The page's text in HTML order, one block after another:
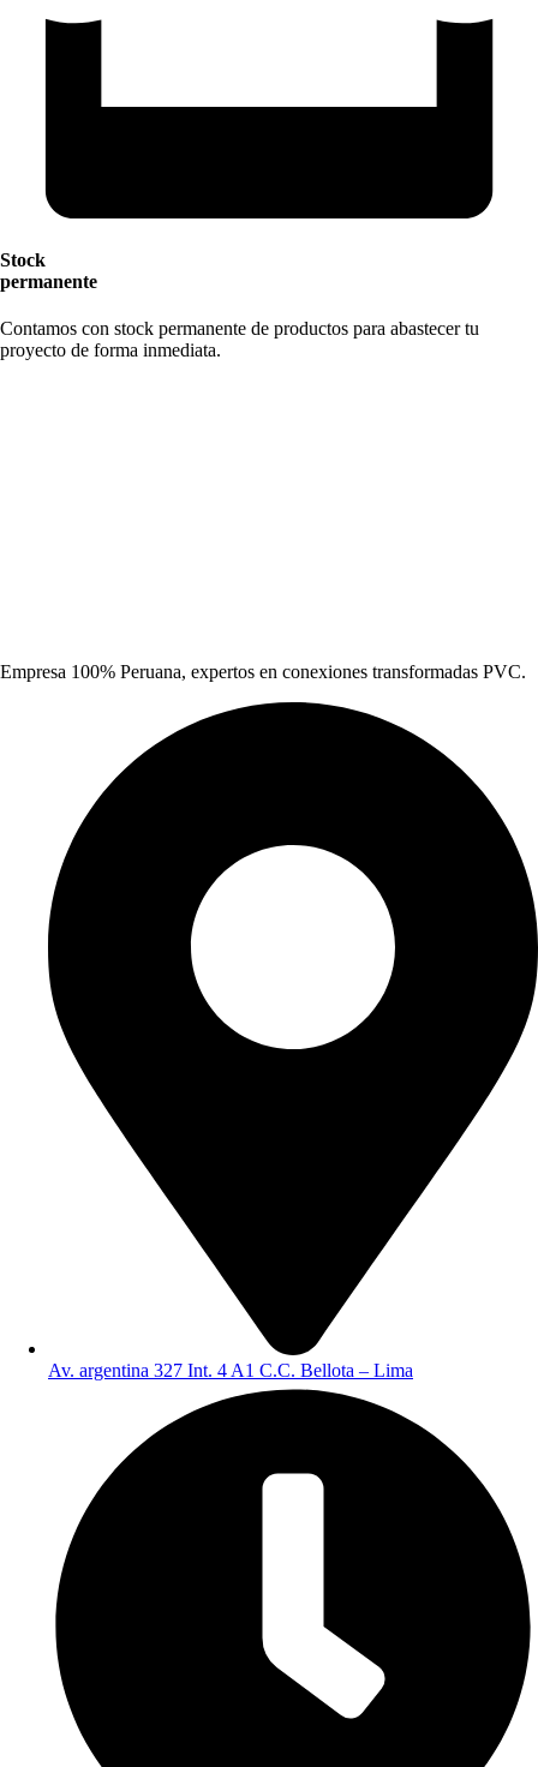
Stock
permanente
Contamos con stock permanente de productos para abastecer tu
proyecto de forma inmediata.
Empresa 100% Peruana, expertos en conexiones transformadas PVC.
Av. argentina 327 Int. 4 A1 C.C. Bellota – Lima